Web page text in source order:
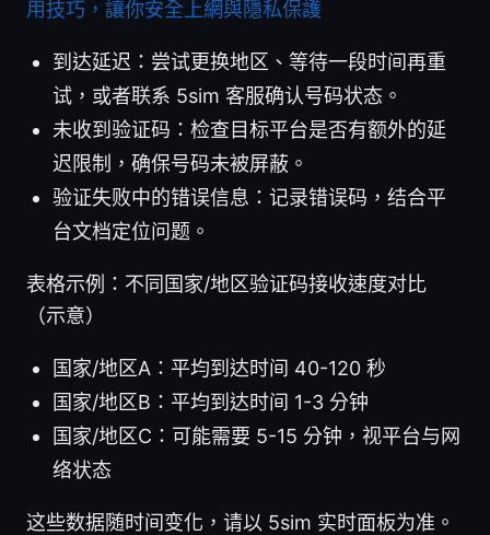
用技巧，讓你安全上網與隱私保護
到达延迟：尝试更换地区、等待一段时间再重
试，或者联系 5sim 客服确认号码状态。
未收到验证码：检查目标平台是否有额外的延
迟限制，确保号码未被屏蔽。
验证失败中的错误信息：记录错误码，结合平
台文档定位问题。
表格示例：不同国家/地区验证码接收速度对比
（示意）
国家/地区A：平均到达时间 40-120 秒
国家/地区B：平均到达时间 1-3 分钟
国家/地区C：可能需要 5-15 分钟，视平台与网
络状态
这些数据随时间变化，请以 5sim 实时面板为准。